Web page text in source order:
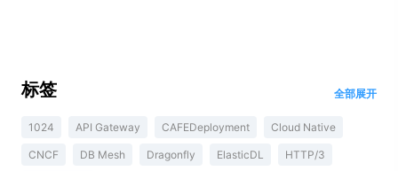
标签 全部展开
1024 API Gateway CAFEDeployment Cloud Native
CNCF DB Mesh Dragonfly ElasticDL HTTP/3